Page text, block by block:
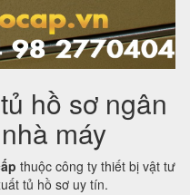
hồ sơ ngân
máy
thuộc công ty thiết bị vật tư
tủ hồ sơ uy tín.